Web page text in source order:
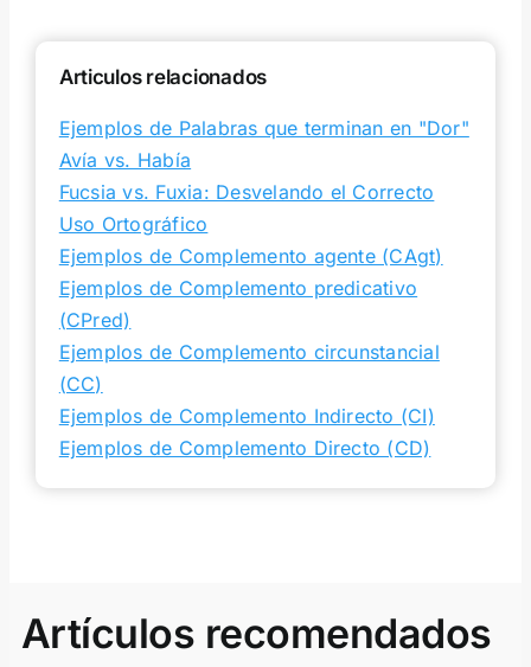
Articulos relacionados
Ejemplos de Palabras que terminan en "Dor"
Avía vs. Había
Fucsia vs. Fuxia: Desvelando el Correcto
Uso Ortográfico
Ejemplos de Complemento agente (CAgt)
Ejemplos de Complemento predicativo
(CPred)
Ejemplos de Complemento circunstancial
(CC)
Ejemplos de Complemento Indirecto (CI)
Ejemplos de Complemento Directo (CD)
Artículos recomendados